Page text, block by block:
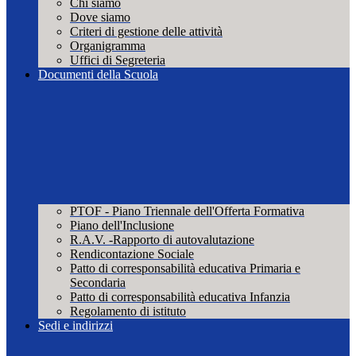
Chi siamo
Dove siamo
Criteri di gestione delle attività
Organigramma
Uffici di Segreteria
Documenti della Scuola
PTOF - Piano Triennale dell'Offerta Formativa
Piano dell'Inclusione
R.A.V. -Rapporto di autovalutazione
Rendicontazione Sociale
Patto di corresponsabilità educativa Primaria e
Secondaria
Patto di corresponsabilità educativa Infanzia
Regolamento di istituto
Sedi e indirizzi